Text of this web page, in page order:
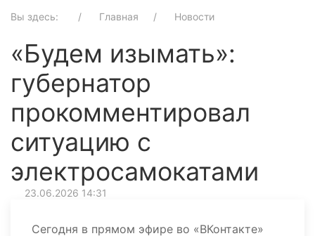
Вы здесь: Главная Новости
«Будем изымать»:
губернатор
прокомментировал
ситуацию с
электросамокатами
23.06.2026 14:31
Сегодня в прямом эфире во «ВКонтакте»